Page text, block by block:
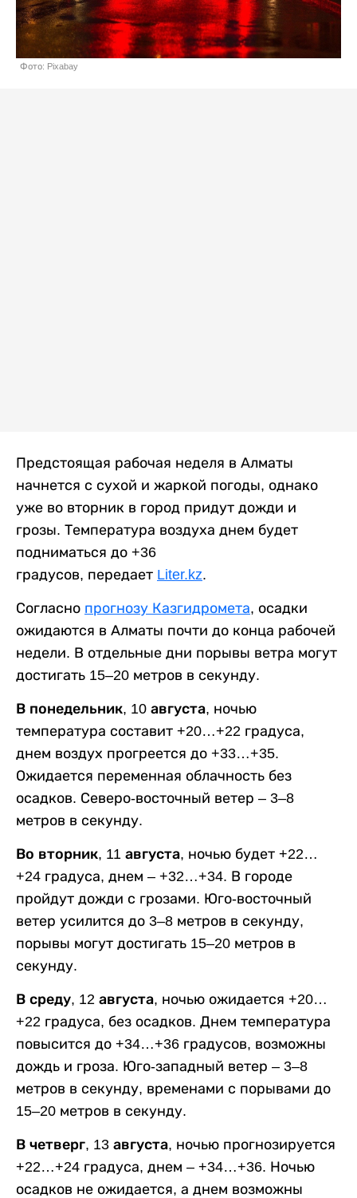
Фото: Pixabay
Предстоящая рабочая неделя в Алматы
начнется с сухой и жаркой погоды, однако
уже во вторник в город придут дожди и
грозы. Температура воздуха днем будет
подниматься до +36
градусов, передает Liter.kz.
Согласно прогнозу Казгидромета, осадки
ожидаются в Алматы почти до конца рабочей
недели. В отдельные дни порывы ветра могут
достигать 15–20 метров в секунду.
В понедельник, 10 августа, ночью
температура составит +20…+22 градуса,
днем воздух прогреется до +33…+35.
Ожидается переменная облачность без
осадков. Северо-восточный ветер – 3–8
метров в секунду.
Во вторник, 11 августа, ночью будет +22…
+24 градуса, днем – +32…+34. В городе
пройдут дожди с грозами. Юго-восточный
ветер усилится до 3–8 метров в секунду,
порывы могут достигать 15–20 метров в
секунду.
В среду, 12 августа, ночью ожидается +20…
+22 градуса, без осадков. Днем температура
повысится до +34…+36 градусов, возможны
дождь и гроза. Юго-западный ветер – 3–8
метров в секунду, временами с порывами до
15–20 метров в секунду.
В четверг, 13 августа, ночью прогнозируется
+22…+24 градуса, днем – +34…+36. Ночью
осадков не ожидается, а днем возможны